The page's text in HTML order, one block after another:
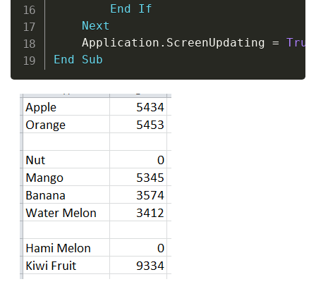
End
If
Next
	Application
. ScreenUpdating = True
End
Sub